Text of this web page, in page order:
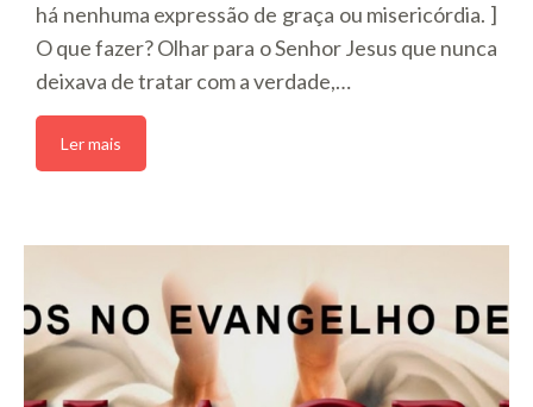
há nenhuma expressão de graça ou misericórdia. ]
O que fazer? Olhar para o Senhor Jesus que nunca
deixava de tratar com a verdade,…
Ler mais